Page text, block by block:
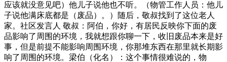
应该就没意见吧）他儿子说他也不听。（物管工作人员：他儿
子说他满床底都是（废品）。）随后，敬叔找到了这位老人
家。社区发言人 敬叔：阿伯，你好，有居民反映你下面的废
品影响了周围的环境，我就想跟你聊一下，收旧废品本来是好
事，但是前提不能影响周围环境，你那堆东西在那里就长期影
响了周围的环境。梁伯（化名）：这个事情很难说的，物